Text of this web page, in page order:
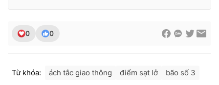
0 0
Từ khóa: ách tắc giao thông điểm sạt lở bão số 3